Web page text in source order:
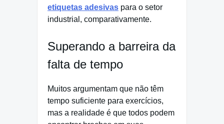
etiquetas adesivas para o setor
industrial, comparativamente.
Superando a barreira da
falta de tempo
Muitos argumentam que não têm
tempo suficiente para exercícios,
mas a realidade é que todos podem